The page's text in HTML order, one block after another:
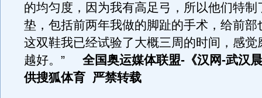
的均匀度，因为我有高足弓，所以他们特制
垫，包括前两年我做的脚趾的手术，给前部
这双鞋我已经试验了大概三周的时间，感觉
越好。” 全国奥运媒体联盟-《汉网-武汉
供搜狐体育 严禁转载